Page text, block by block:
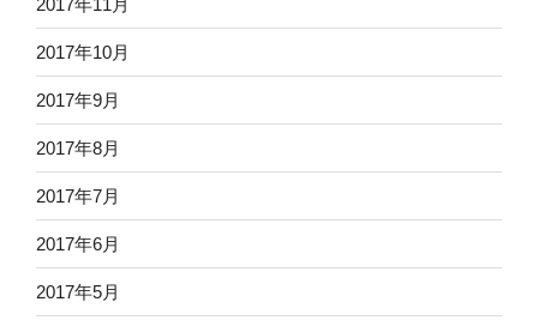
2017年10月
2017年9月
2017年8月
2017年7月
2017年6月
2017年5月